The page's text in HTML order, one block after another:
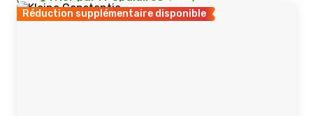
Réduction supplémentaire disponible